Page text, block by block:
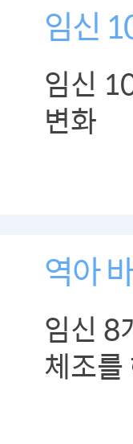
임신
임신
변화
역아
임신 8
체조